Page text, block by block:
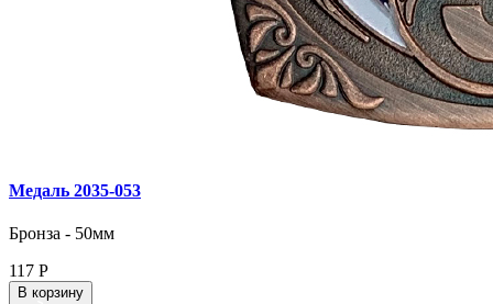
Медаль 2035‑053
Бронза - 50мм
117 Р
В корзину